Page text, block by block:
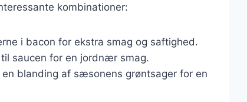
kombinationer:
i bacon for ekstra smag og saftighed.
saucen for en jordnær smag.
en blanding af sæsonens grøntsager for en